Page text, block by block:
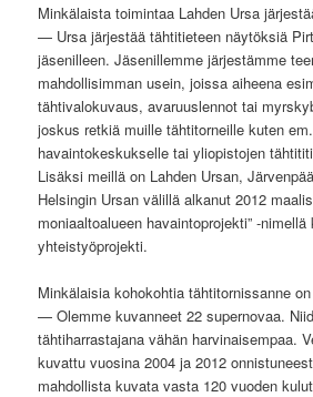
Minkälaista toimintaa Lahden Ursa
— Ursa järjestää tähtitieteen näytöksiä
jäsenilleen. Jäsenillemme järjestämme
mahdollisimman usein, joissa aiheena
tähtivalokuvaus, avaruuslennot tai
joskus retkiä muille tähtitorneille kuten
havaintokeskukselle tai yliopistojen
Lisäksi meillä on Lahden Ursan,
Helsingin Ursan välillä alkanut 2012
moniaaltoalueen havaintoprojekti” -nimellä
yhteistyöprojekti.
Minkälaisia kohokohtia tähtitornissanne
— Olemme kuvanneet 22 supernovaa.
tähtiharrastajana vähän harvinaisempaa.
kuvattu vuosina 2004 ja 2012
mahdollista kuvata vasta 120 vuoden